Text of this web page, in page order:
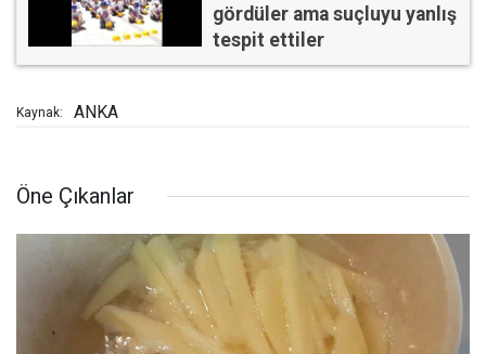
gördüler ama suçluyu yanlış
tespit ettiler
Kaynak: ANKA
Öne Çıkanlar